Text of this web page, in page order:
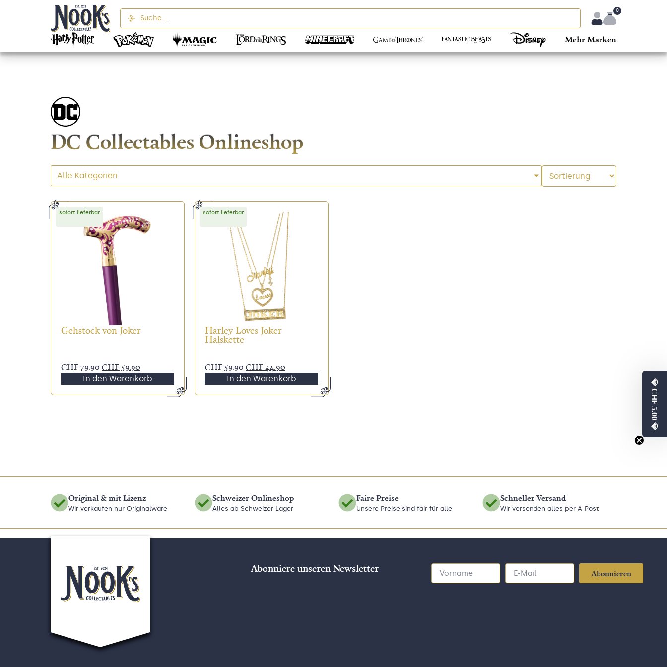
0
Mehr Marken
DC Collectables Onlineshop
Alle Kategorien
Gehstock von Joker
CHF79.90CHF 59.90
In den Warenkorb
sofort lieferbar
Harley Loves Joker
Halskette
CHF59.90CHF 44.90
In den Warenkorb
sofort lieferbar
Original & mit Lizenz
Wir verkaufen nur Originalware
Schweizer Onlineshop
Alles ab Schweizer Lager
Faire Preise
Unsere Preise sind fair für alle
Schneller Versand
Wir versenden alles per A-Post
Abonniere unseren Newsletter Abonnieren
💎 CHF 5.00 💎